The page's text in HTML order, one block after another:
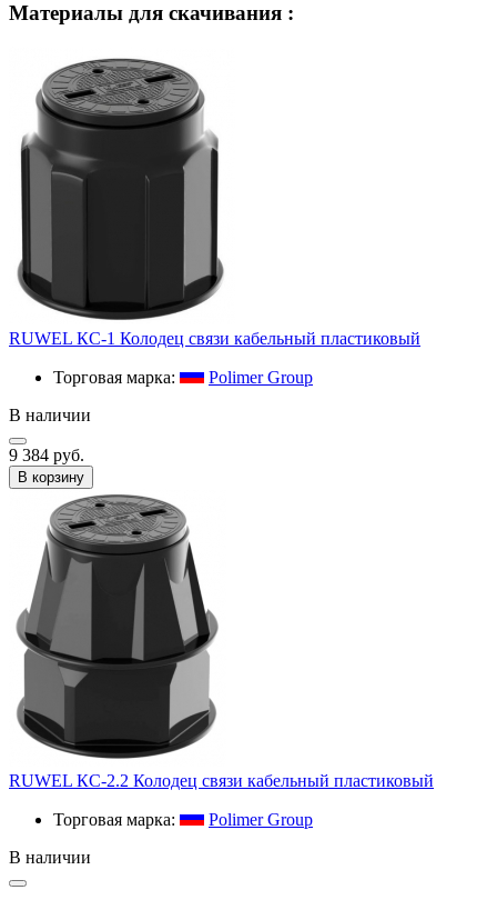
Материалы для скачивания :
RUWEL КС-1 Колодец связи кабельный пластиковый
Торговая марка:
Polimer Group
В наличии
9 384 руб.
В корзину
RUWEL КС-2.2 Колодец связи кабельный пластиковый
Торговая марка:
Polimer Group
В наличии